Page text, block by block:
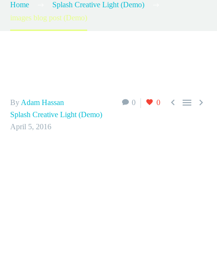
Home
Splash Creative Light (Demo)
images blog post (Demo)
0 0   
By Adam Hassan
Splash Creative Light (Demo)
April 5, 2016